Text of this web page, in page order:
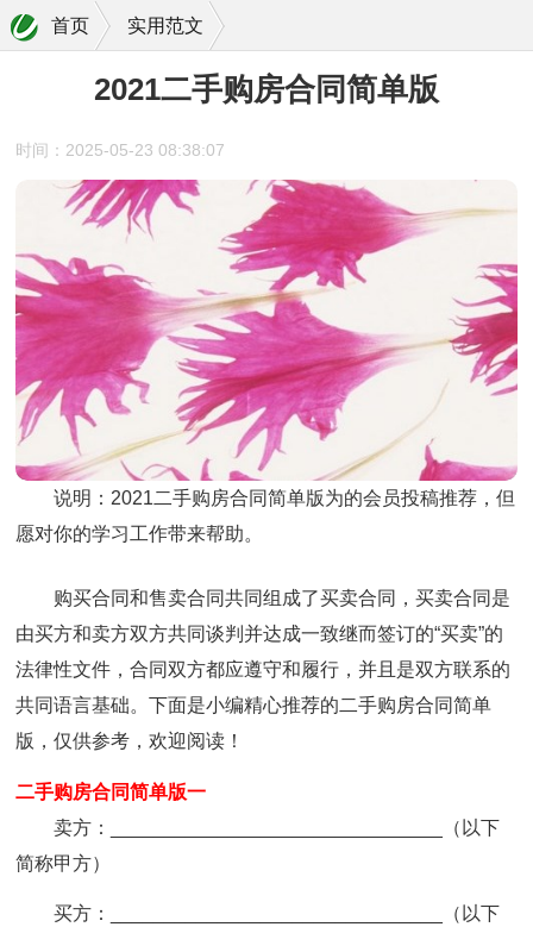
首页 实用范文
2021二手购房合同简单版
时间：2025-05-23 08:38:07
说明： 2021二手购房合同简单版为的会员投稿推荐，但
愿对你的学习工作带来帮助。
购买合同和售卖合同共同组成了买卖合同，买卖合同是
由买方和卖方双方共同谈判并达成一致继而签订的“买卖”的
法律性文件，合同双方都应遵守和履行，并且是双方联系的
共同语言基础。下面是小编精心推荐的二手购房合同简单
版，仅供参考，欢迎阅读！
二手购房合同简单版一
卖方：_______________________________（以下
简称甲方）
买方：_______________________________（以下